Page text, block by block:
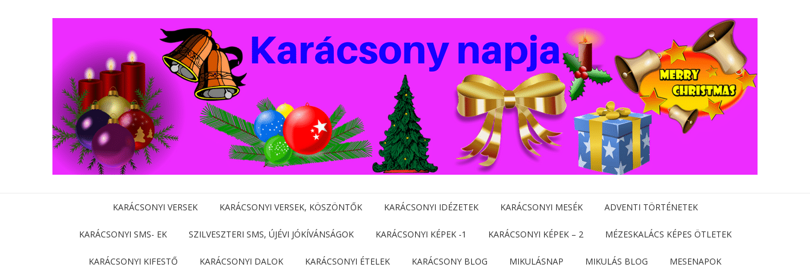
KARÁCSONYI VERSEK KARÁCSONYI VERSEK, KÖSZÖNTŐK KARÁCSONYI IDÉZETEK KARÁCSONYI MESÉK ADVENTI TÖRTÉNETEK
KARÁCSONYI SMS- EK SZILVESZTERI SMS, ÚJÉVI JÓKÍVÁNSÁGOK KARÁCSONYI KÉPEK -1 KARÁCSONYI KÉPEK – 2 MÉZESKALÁCS KÉPES ÖTLETEK
KARÁCSONYI KIFESTŐ KARÁCSONYI DALOK KARÁCSONYI ÉTELEK KARÁCSONY BLOG MIKULÁSNAP MIKULÁS BLOG MESENAPOK